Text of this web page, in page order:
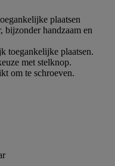
plaatsen
bijzonder handzaam en
toegankelijke plaatsen.
met stelknop.
om te schroeven.